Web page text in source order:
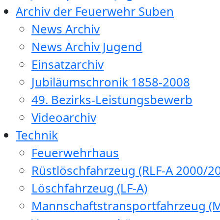
Archiv der Feuerwehr Suben
News Archiv
News Archiv Jugend
Einsatzarchiv
Jubiläumschronik 1858-2008
49. Bezirks-Leistungsbewerb
Videoarchiv
Technik
Feuerwehrhaus
Rüstlöschfahrzeug (RLF-A 2000/
Löschfahrzeug (LF-A)
Mannschaftstransportfahrzeug